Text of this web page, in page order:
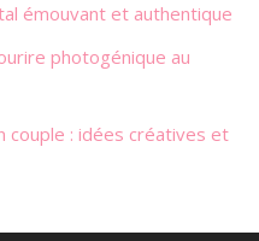
émouvant et authentique
photogénique au
couple : idées créatives et